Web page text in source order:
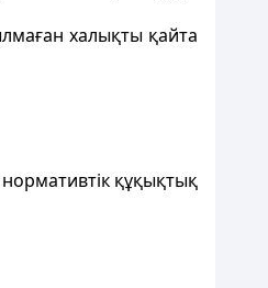
халықты қайта
құқықтық